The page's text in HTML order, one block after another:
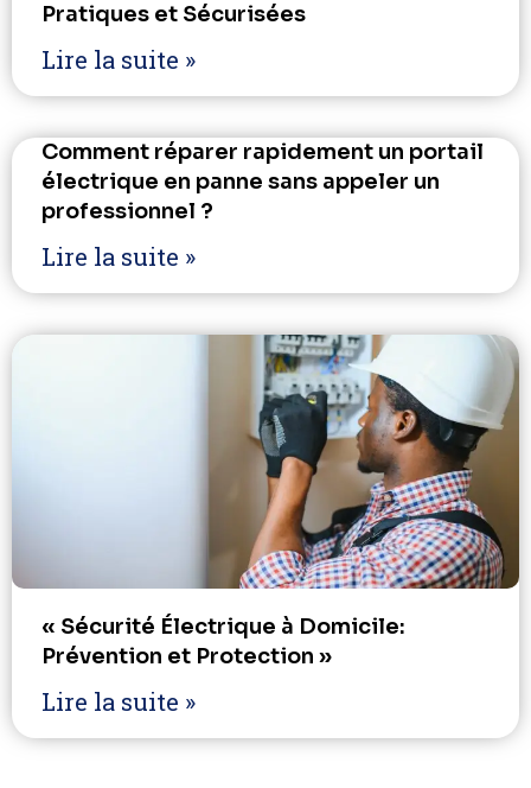
Pratiques et Sécurisées
Lire la suite »
Comment réparer rapidement un portail
électrique en panne sans appeler un
professionnel ?
Lire la suite »
« Sécurité Électrique à Domicile:
Prévention et Protection »
Lire la suite »